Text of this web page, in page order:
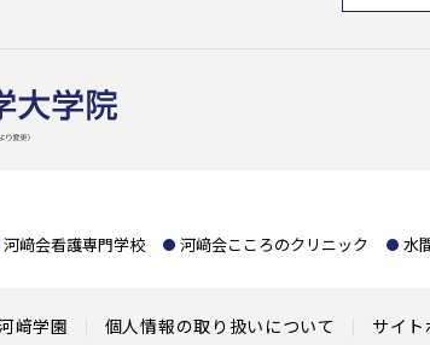
河﨑会看護専門学校 河﨑会こころのクリニック 水
﨑学園 個人情報の取り扱いについて サイト